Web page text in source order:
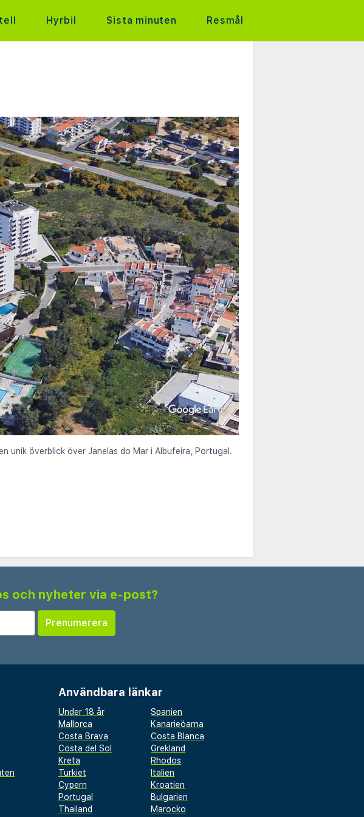
Hyrbil Sista minuten Resmål
unik överblick över Janelas do Mar i Albufeira, Portugal.
och nyheter via e-post?
Användbara länkar
Under 18 år
Spanien
Mallorca
Kanarieöarna
Costa Brava
Costa Blanca
Costa del Sol
Grekland
Kreta
Rhodos
Turkiet
Italien
Cypern
Kroatien
Portugal
Bulgarien
Thailand
Marocko